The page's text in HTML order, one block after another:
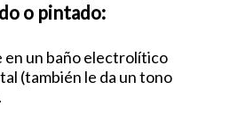
o pintado:
en un baño electrolítico
(también le da un tono